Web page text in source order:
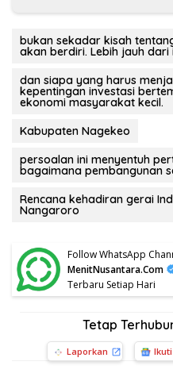
bukan sekadar kisah
akan berdiri. Lebih jauh dari
dan siapa yang harus
kepentingan investasi
ekonomi masyarakat kecil.
Kabupaten Nagekeo
persoalan ini menyentuh
bagaimana pembangunan
Rencana kehadiran gerai
Nangaroro
Follow WhatsApp
MenitNusantara.Com
Terbaru Setiap Hari
Tetap
Laporkan